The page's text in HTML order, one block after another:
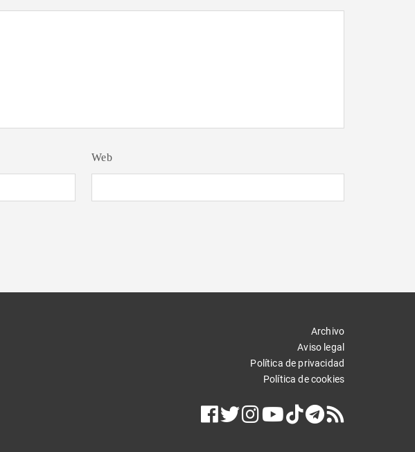
Web
Archivo
Aviso legal
Política de privacidad
Política de cookies